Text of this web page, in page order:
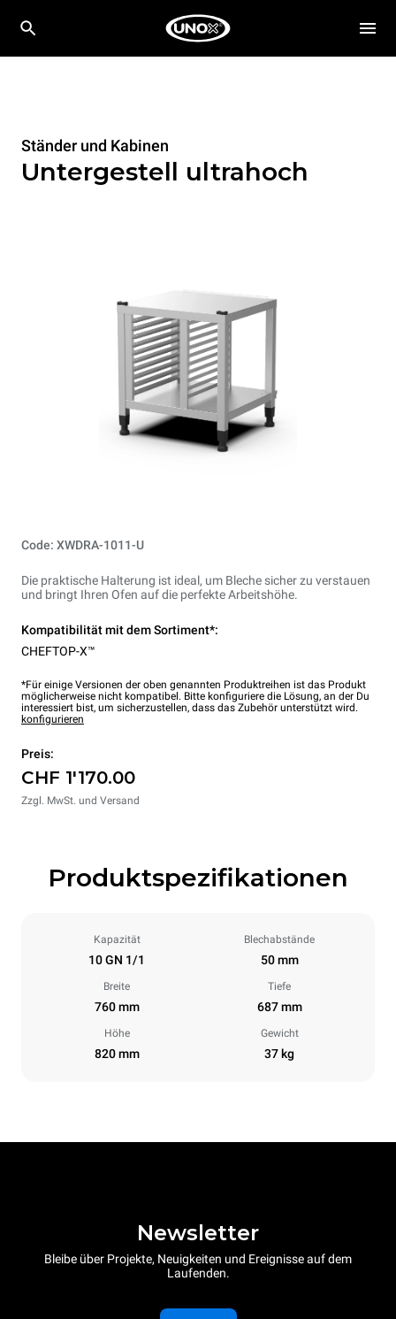
Ständer und Kabinen
Untergestell ultrahoch
Code: XWDRA-1011-U
Die praktische Halterung ist ideal, um Bleche sicher zu verstauen
und bringt Ihren Ofen auf die perfekte Arbeitshöhe.
Kompatibilität mit dem Sortiment*:
CHEFTOP-X™
*Für einige Versionen der oben genannten Produktreihen ist das Produkt
möglicherweise nicht kompatibel. Bitte konfiguriere die Lösung, an der Du
interessiert bist, um sicherzustellen, dass das Zubehör unterstützt wird.
konfigurieren
Preis:
CHF 1'170.00
Zzgl. MwSt. und Versand
Produktspezifikationen
Kapazität
10 GN 1/1
Blechabstände
50 mm
Breite
760 mm
Tiefe
687 mm
Höhe
820 mm
Gewicht
37 kg
Newsletter
Bleibe über Projekte, Neuigkeiten und Ereignisse auf dem
Laufenden.